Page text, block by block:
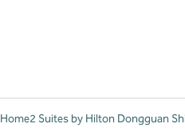
Home2 Suites by Hilton Dongguan